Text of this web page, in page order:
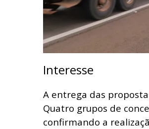
Interesse
A entrega das
Quatro grupos de
confirmando a